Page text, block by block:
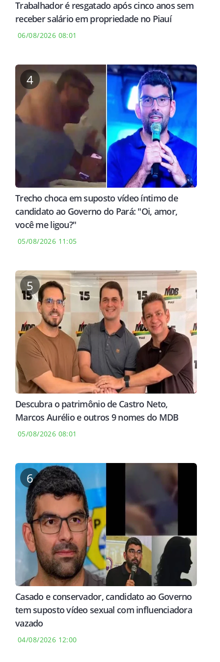
Trabalhador é resgatado após cinco anos sem
receber salário em propriedade no Piauí
06/08/2026 08:01
4
Trecho choca em suposto vídeo íntimo de
candidato ao Governo do Pará: "Oi, amor,
você me ligou?"
05/08/2026 11:05
5
Descubra o patrimônio de Castro Neto,
Marcos Aurélio e outros 9 nomes do MDB
05/08/2026 08:01
6
Casado e conservador, candidato ao Governo
tem suposto vídeo sexual com influenciadora
vazado
04/08/2026 12:00